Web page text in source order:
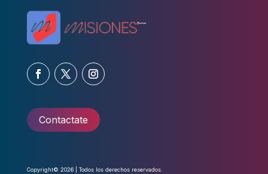
Contactate
Copyright© 2026 | Todos los derechos reservados.